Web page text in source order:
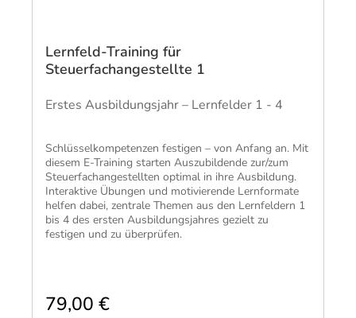
Lernfeld-Training für
Steuerfachangestellte 1
Erstes Ausbildungsjahr – Lernfelder 1 - 4
Schlüssel­kompetenzen festigen – von Anfang an. Mit
diesem E-Training starten Aus­zubildende zur/zum
Steuer­fach­ange­stellten optimal in ihre Aus­bildung.
Inter­aktive Übungen und moti­vierende Lern­formate
helfen dabei, zentrale Themen aus den Lern­feldern 1
bis 4 des ersten Aus­bildungs­jahres gezielt zu
festigen und zu über­prüfen.
79,00 €